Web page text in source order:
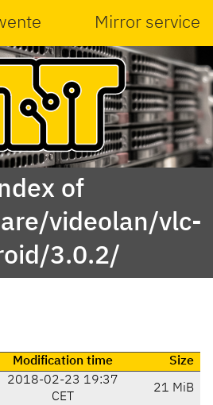
Mirror service
of
videolan/vlc-
3.0.2/
Modification time
Size
2018-02-23 19:37
CET
21 MiB